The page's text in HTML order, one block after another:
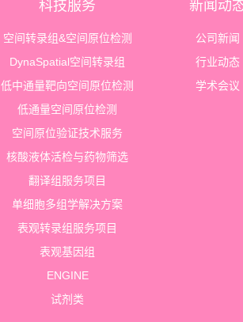
科技服务
空间转录组&空间原位检测
DynaSpatial空间转录组
低中通量靶向空间原位检测
低通量空间原位检测
空间原位验证技术服务
核酸液体活检与药物筛选
翻译组服务项目
单细胞多组学解决方案
表观转录组服务项目
表观基因组
ENGINE
试剂类
新闻动
公司新闻
行业动态
学术会议